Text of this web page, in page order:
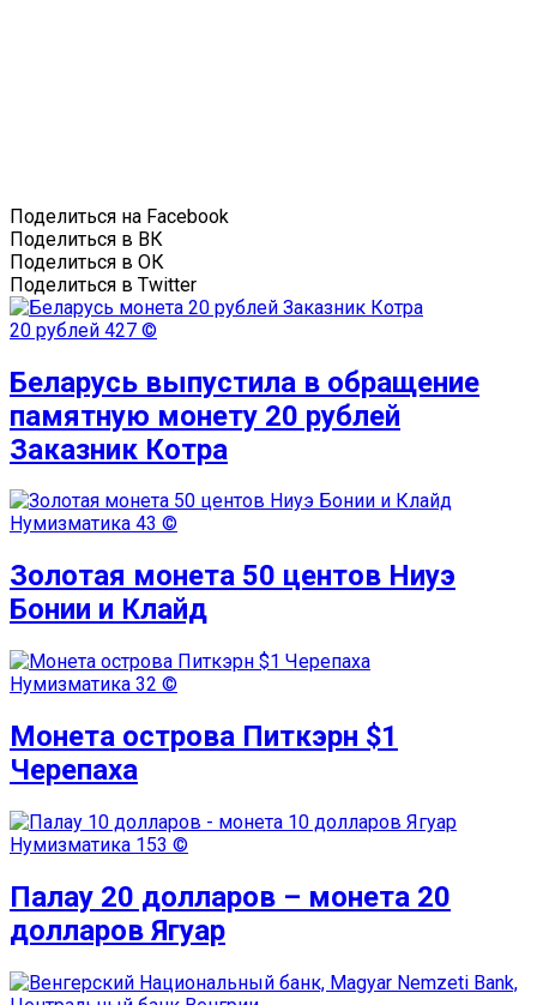
Поделиться на Facebook
Поделиться в ВК
Поделиться в ОК
Поделиться в Twitter
20 рублей 427 ©
Беларусь выпустила в обращение
памятную монету 20 рублей
Заказник Котра
Нумизматика 43 ©
Золотая монета 50 центов Ниуэ
Бонии и Клайд
Нумизматика 32 ©
Монета острова Питкэрн $1
Черепаха
Нумизматика 153 ©
Палау 20 долларов – монета 20
долларов Ягуар